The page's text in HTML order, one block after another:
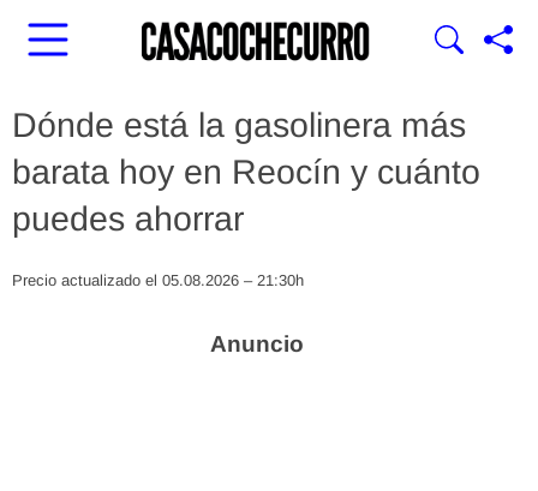
Dónde está la gasolinera más
barata hoy en Reocín y cuánto
puedes ahorrar
Precio actualizado el 05.08.2026 – 21:30h